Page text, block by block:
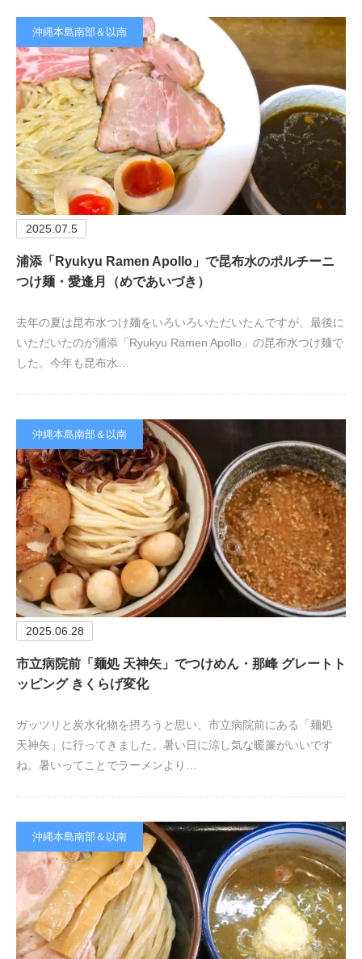
沖縄本島南部＆以南
2025.07.5
浦添「Ryukyu Ramen Apollo」で昆布水のポルチーニ
つけ麺・愛逢月（めであいづき）
去年の夏は昆布水つけ麺をいろいろいただいたんですが、最後に
いただいたのが浦添「Ryukyu Ramen Apollo」の昆布水つけ麺で
した。今年も昆布水…
沖縄本島南部＆以南
2025.06.28
市立病院前「麺処 天神矢」でつけめん・那峰 グレートト
ッピング きくらげ変化
ガッツリと炭水化物を摂ろうと思い、市立病院前にある「麺処
天神矢」に行ってきました。暑い日に涼し気な暖簾がいいです
ね。暑いってことでラーメンより…
沖縄本島南部＆以南